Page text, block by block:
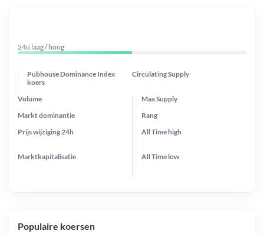
24u laag / hoog
Pubhouse Dominance Index
koers
Circulating Supply
Prijs wijziging 24h
Max Supply
Markt dominantie
Marktkapitalisatie
Volume
Rang
All Timehigh
All Time low
Populaire koersen